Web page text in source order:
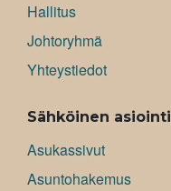
Hallitus
Johtoryhmä
Yhteystiedot
Sähköinen asiointi
Asukassivut
Asuntohakemus